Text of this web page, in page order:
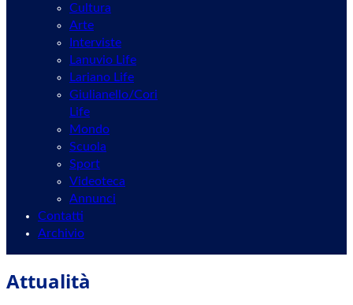
Cultura
Arte
Interviste
Lanuvio Life
Lariano Life
Giulianello/Cori
Life
Mondo
Scuola
Sport
Videoteca
Annunci
Contatti
Archivio
Attualità